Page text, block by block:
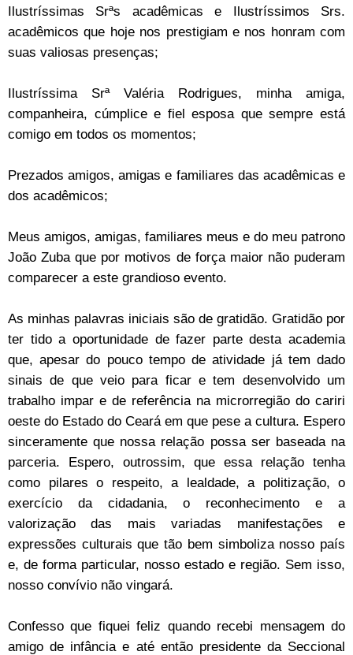
Ilustríssimas Srªs acadêmicas e Ilustríssimos Srs.
acadêmicos que hoje nos prestigiam e nos honram com
suas valiosas presenças;
Ilustríssima Srª Valéria Rodrigues, minha amiga,
companheira, cúmplice e fiel esposa que sempre está
comigo em todos os momentos;
Prezados amigos, amigas e familiares das acadêmicas e
dos acadêmicos;
Meus amigos, amigas, familiares meus e do meu patrono
João Zuba que por motivos de força maior não puderam
comparecer a este grandioso evento.
As minhas palavras iniciais são de gratidão. Gratidão por
ter tido a oportunidade de fazer parte desta academia
que, apesar do pouco tempo de atividade já tem dado
sinais de que veio para ficar e tem desenvolvido um
trabalho impar e de referência na microrregião do cariri
oeste do Estado do Ceará em que pese a cultura. Espero
sinceramente que nossa relação possa ser baseada na
parceria. Espero, outrossim, que essa relação tenha
como pilares o respeito, a lealdade, a politização, o
exercício da cidadania, o reconhecimento e a
valorização das mais variadas manifestações e
expressões culturais que tão bem simboliza nosso país
e, de forma particular, nosso estado e região. Sem isso,
nosso convívio não vingará.
Confesso que fiquei feliz quando recebi mensagem do
amigo de infância e até então presidente da Seccional